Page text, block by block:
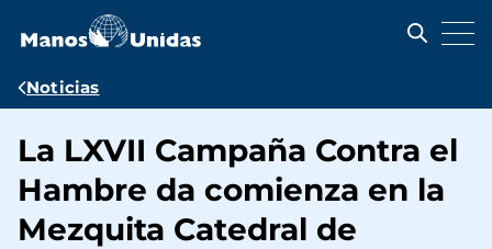
contenido
Ruta
navegación
Noticias
La LXVII Campaña Contra el
Hambre da comienza en la
Mezquita Catedral de